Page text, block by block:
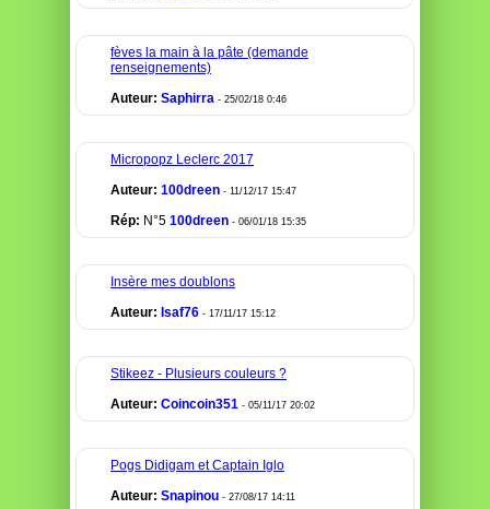
fèves la main à la pâte (demande
renseignements)
Auteur: Saphirra - 25/02/18 0:46
Micropopz Leclerc 2017
Auteur: 100dreen - 11/12/17 15:47
Rép: N°5 100dreen - 06/01/18 15:35
Insère mes doublons
Auteur: Isaf76 - 17/11/17 15:12
Stikeez - Plusieurs couleurs ?
Auteur: Coincoin351 - 05/11/17 20:02
Pogs Didigam et Captain Iglo
Auteur: Snapinou - 27/08/17 14:11